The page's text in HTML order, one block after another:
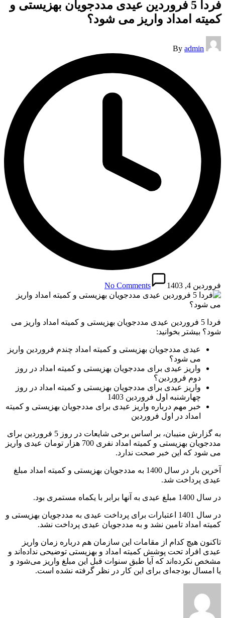
فردا 5 فروردین عیدی مددجویان بهزیستی و
کمیته امداد واریز می شود؟
Posted
by
By admin
فروردین 4, 1403 No Comments
فردا 5 فروردین عیدی مددجویان بهزیستی و کمیته امداد واریز می
شود؟ بیشتر بخوانید:
عیدی مددجویان بهزیستی و کمیته امداد چندم فروردین واریز
می شود؟
واریز عیدی برای مددجویان بهزیستی و کمیته امداد در روز
دوم فروردین؟
واریز عیدی برای مددجویان بهزیستی و کمیته امداد در روز
چهارشنبه اول فروردین 1403
خبر مهم درباره واریز عیدی برای مددجویان بهزیستی و کمیته
امداد در اول فروردین
به گزارش منیبان، بر اساس برخی شایعات در روز 5 فروردین برای
مددجویان بهزیستی و کمیته امداد نفری 700 هزار تومان عیدی واریز
می شود که این خبر صحت ندارد.
آخرین بار در سال 1400 به مددجویان بهزیستی و کمیته امداد مبلغ
عیدی پرداخت شد.
در سال 1400 مبلغ عیدی به آنها برابر با یکماه مستمری بود.
در سال 1401 اعتبارات برای پرداخت عیدی به مددجویان بهزیستی و
کمیته امداد تامین نشد و به مددجویان عیدی پرداخت نشد.
تاکنون هیچ کدام از مقامات این سازمان هم درباره زمان واریز
عیدی افراد تحت پوشش کمیته امداد و بهزیستی توضیحی نداده‌اند و
مشخص نکرده‌اند که آیا طبق سنوات قبل این مبلغ واریز می‌شود و
یا امسال بودجه‌ای برای این کار در نظر گرفته نشده است.